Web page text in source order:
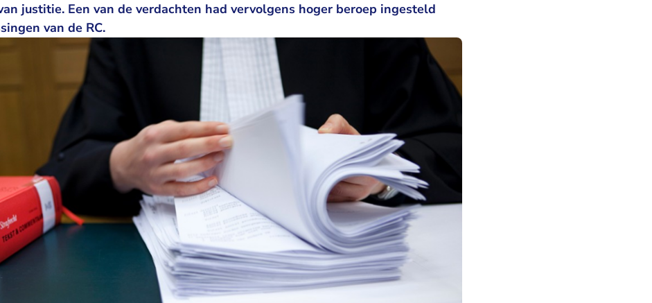
justitie. Een van de verdachten had vervolgens hoger beroep ingesteld
van de RC.